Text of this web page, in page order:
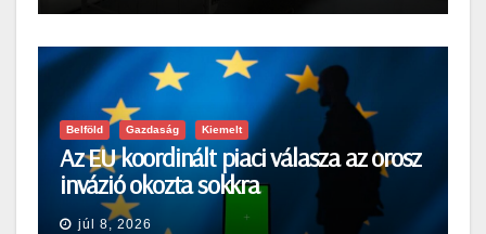
Belföld Gazdaság Kiemelt
Az EU koordinált piaci válasza az orosz
invázió okozta sokkra
júl 8, 2026